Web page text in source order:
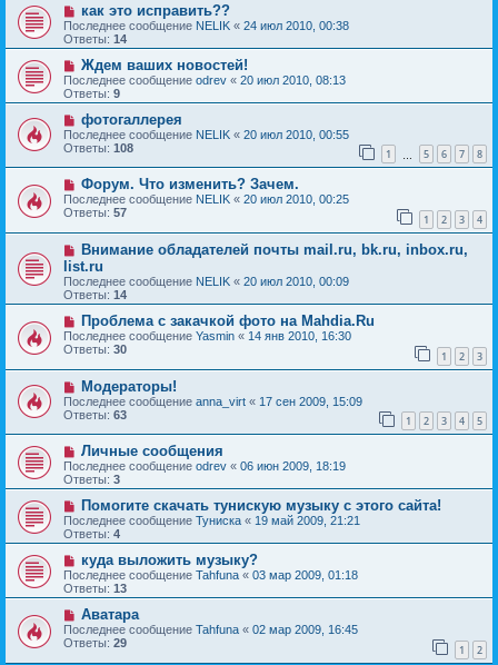
как это исправить??
Последнее сообщение NELIK « 24 июл 2010, 00:38
Ответы: 14
Ждем ваших новостей!
Последнее сообщение odrev « 20 июл 2010, 08:13
Ответы: 9
фотогаллерея
Последнее сообщение NELIK « 20 июл 2010, 00:55
Ответы: 108 1 5 6 7 8
Форум. Что изменить? Зачем.
Последнее сообщение NELIK « 20 июл 2010, 00:25
Ответы: 57 1 2 3 4
Внимание обладателей почты mail.ru, bk.ru, inbox.ru,
list.ru
Последнее сообщение NELIK « 20 июл 2010, 00:09
Ответы: 14
Проблема с закачкой фото на Mahdia.Ru
Последнее сообщение Yasmin « 14 янв 2010, 16:30
Ответы: 30 1 2 3
Модераторы!
Последнее сообщение anna_virt « 17 сен 2009, 15:09
Ответы: 63 1 2 3 4 5
Личные сообщения
Последнее сообщение odrev « 06 июн 2009, 18:19
Ответы: 3
Помогите скачать тунискую музыку с этого сайта!
Последнее сообщение Туниска « 19 май 2009, 21:21
Ответы: 4
куда выложить музыку?
Последнее сообщение Tahfuna « 03 мар 2009, 01:18
Ответы: 13
Аватара
Последнее сообщение Tahfuna « 02 мар 2009, 16:45
Ответы: 29 1 2